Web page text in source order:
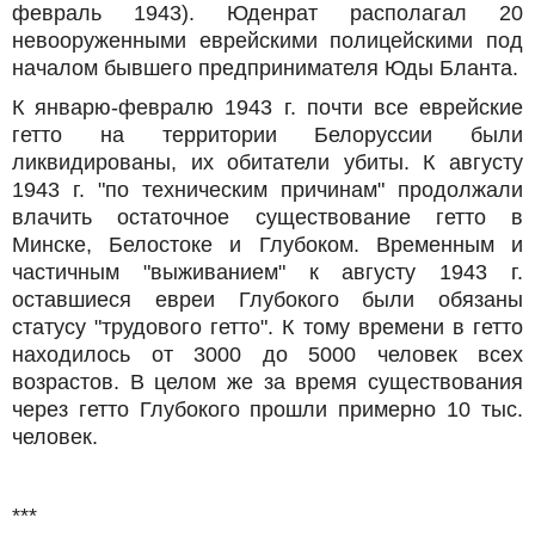
февраль 1943). Юденрат располагал 20
невооруженными еврейскими полицейскими под
началом бывшего предпринимателя Юды Бланта.
К январю-февралю 1943 г. почти все еврейские
гетто на территории Белоруссии были
ликвидированы, их обитатели убиты. К августу
1943 г. "по техническим причинам" продолжали
влачить остаточное существование гетто в
Минске, Белостоке и Глубоком. Временным и
частичным "выживанием" к августу 1943 г.
оставшиеся евреи Глубокого были обязаны
статусу "трудового гетто". К тому времени в гетто
находилось от 3000 до 5000 человек всех
возрастов. В целом же за время существования
через гетто Глубокого прошли примерно 10 тыс.
человек.
***